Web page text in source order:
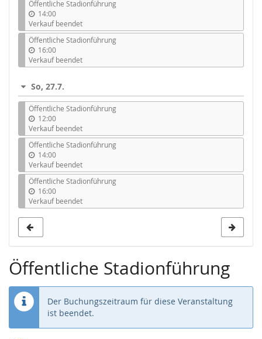
Öffentliche Stadionführung
14:00
Verkauf beendet
Öffentliche Stadionführung
16:00
Verkauf beendet
So, 27.7.
Öffentliche Stadionführung
12:00
Verkauf beendet
Öffentliche Stadionführung
14:00
Verkauf beendet
Öffentliche Stadionführung
16:00
Verkauf beendet
Öffentliche Stadionführung
Der Buchungszeitraum für diese Veranstaltung
ist beendet.